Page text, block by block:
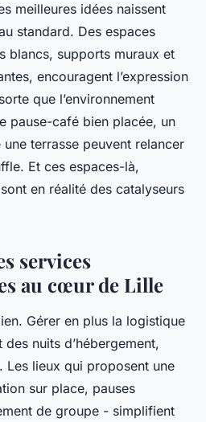
meilleures idées naissent
standard. Des espaces
blancs, supports muraux et
encouragent l’expression
que l’environnement
pause-café bien placée, un
terrasse peuvent relancer
Et ces espaces-là,
en réalité des catalyseurs
services
au cœur de Lille
Gérer en plus la logistique
nuits d’hébergement,
Les lieux qui proposent une
sur place, pauses
de groupe - simplifient